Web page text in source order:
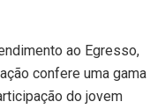
ao Egresso,
confere uma gama
do jovem